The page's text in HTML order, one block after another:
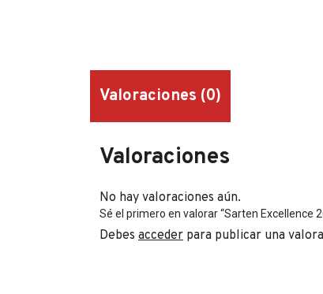
Valoraciones (0)
Valoraciones
No hay valoraciones aún.
Sé el primero en valorar “Sarten Excellence
Debes acceder para publicar una